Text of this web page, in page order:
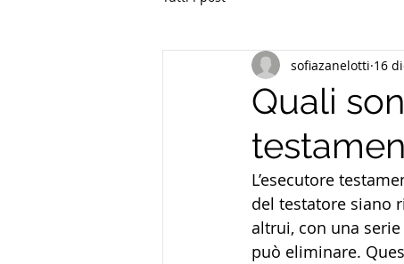
Quali
sofiazanelotti 16
L’esecutore
del testatore siano
altrui, con una
può eliminare.